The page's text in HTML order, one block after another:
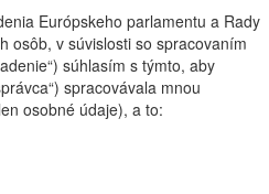
Európskeho parlamentu a Rady
osôb, v súvislosti so spracovaním
súhlasím s týmto, aby
spracovávala mnou
osobné údaje), a to: